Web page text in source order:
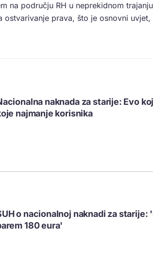
na području RH u neprekidnom
ostvarivanje prava, što je osnovni uvjet,
naknada za starije: Evo
najmanje korisnika
o nacionalnoj naknadi za starije:
180 eura'